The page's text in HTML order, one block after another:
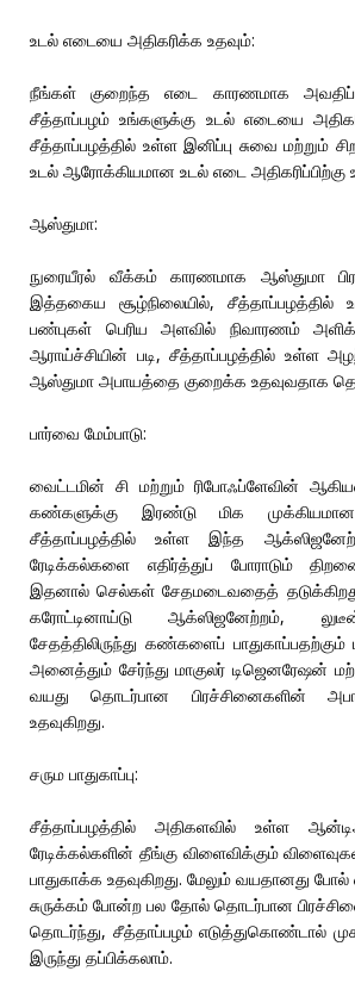
உடல் எடையை அதிகரிக்க உதவும்:
நீங்கள் குறைந்த எடை காரணமாக
சீத்தாப்பழம் உங்களுக்கு உடல் எடையை
சீத்தாப்பழத்தில் உள்ள இனிப்பு சுவை மற்றும்
உடல் ஆரோக்கியமான உடல் எடை அதிகரிப்பிற்கு
ஆஸ்துமா:
நுரையீரல் வீக்கம் காரணமாக ஆஸ்துமா
இத்தகைய சூழ்நிலையில், சீத்தாப்பழத்தில்
பண்புகள் பெரிய அளவில் நிவாரணம்
ஆராய்ச்சியின் படி, சீத்தாப்பழத்தில் உள்ள
ஆஸ்துமா அபாயத்தை குறைக்க உதவுவதாக
பார்வை மேம்பாடு:
வைட்டமின் சி மற்றும் ரிபோஃப்ளேவின்
கண்களுக்கு இரண்டு மிக
சீத்தாப்பழத்தில் உள்ள இந்த
ரேடிக்கல்களை எதிர்த்துப் போராடும்
இதனால் செல்கள் சேதமடைவதைத்
கரோட்டினாய்டு ஆக்ஸிஜனேற்றம்,
சேதத்திலிருந்து கண்களைப்
அனைத்தும் சேர்ந்து மாகுலர் டிஜெனரேஷன்
வயது தொடர்பான பிரச்சினைகளின்
உதவுகிறது.
சரும பாதுகாப்பு:
சீத்தாப்பழத்தில் அதிகளவில் உள்ள
ரேடிக்கல்களின் தீங்கு விளைவிக்கும்
பாதுகாக்க உதவுகிறது. மேலும் வயதானது
சுருக்கம் போன்ற பல தோல் தொடர்பான
தொடர்ந்து, சீத்தாப்பழம் எடுத்துகொண்டால்
இருந்து தப்பிக்கலாம்.